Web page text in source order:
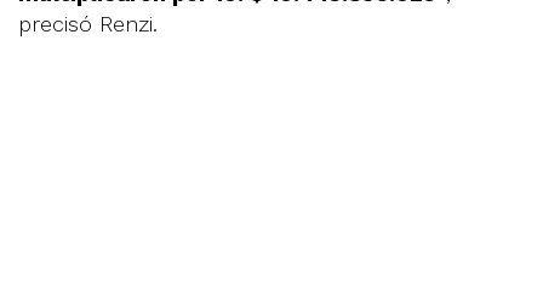
precisó Renzi.